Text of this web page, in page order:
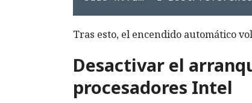
Tras esto, el encendido automático
Desactivar el
procesadores Intel